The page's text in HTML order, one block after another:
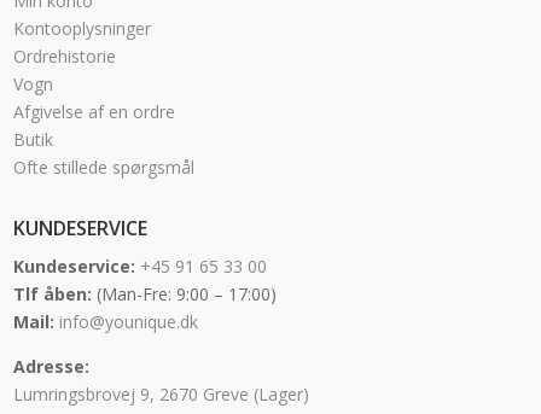
Kontooplysninger
Ordrehistorie
Vogn
Afgivelse af en ordre
Butik
Ofte stillede spørgsmål
KUNDESERVICE
Kundeservice: +45 91 65 33 00
Tlf åben: (Man-Fre: 9:00 – 17:00)
Mail: info@younique.dk
Adresse:
Lumringsbrovej 9, 2670 Greve (Lager)